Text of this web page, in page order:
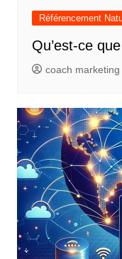
Référencement
Qu’est-ce
coach marketing